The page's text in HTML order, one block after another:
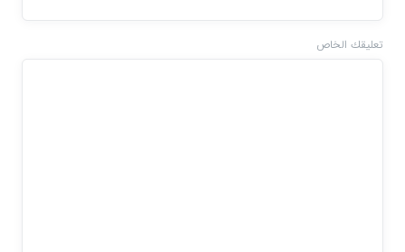
تعليقك الخاص